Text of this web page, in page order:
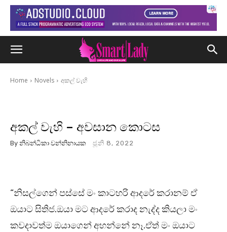
Home Novels අකල් වැහි
අකල් වැහි – අවසාන කොටස
By නිබන්ධිකා වන්නිනායක ජූනි 8, 2022
“නිසල්ගෙන් පස්සේ මං කාටහරි ආදරේ කරානම් ඒ
ඔයාට සිතිජ.ඔයා මට ආදරේ කරාද නැද්ද කියලා මං
කවදාවත්ම ඔයාගෙන් අහන්නේ නෑ.ඒත් මං ඔයාට